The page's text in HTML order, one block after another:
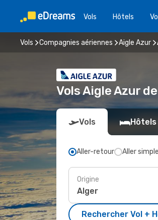
Vols Hôtels
Vols Compagnies aériennes Aigle Azur
Vols Aigle Azur
Vols Hôtels
Aller-retour Aller simple
Origine
Rechercher Vol +